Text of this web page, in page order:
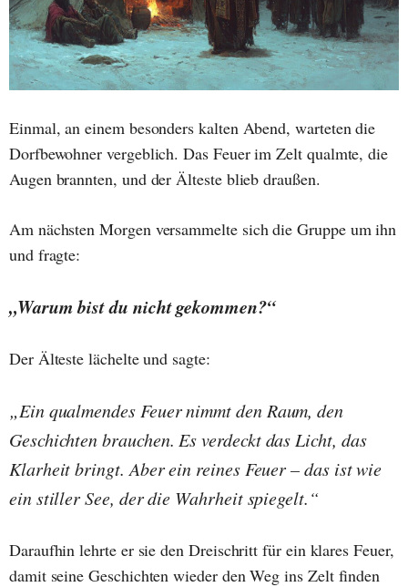
Einmal, an einem besonders kalten Abend, warteten die
Dorfbewohner vergeblich. Das Feuer im Zelt qualmte, die
Augen brannten, und der Älteste blieb draußen.
Am nächsten Morgen versammelte sich die Gruppe um ihn
und fragte:
„Warum bist du nicht gekommen?“
Der Älteste lächelte und sagte:
„Ein qualmendes Feuer nimmt den Raum, den
Geschichten brauchen. Es verdeckt das Licht, das
Klarheit bringt. Aber ein reines Feuer – das ist wie
ein stiller See, der die Wahrheit spiegelt.“
Daraufhin lehrte er sie den Dreischritt für ein klares Feuer,
damit seine Geschichten wieder den Weg ins Zelt finden